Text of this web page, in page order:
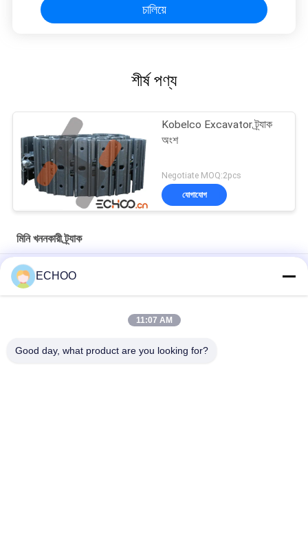
চালিয়ে
শীর্ষ পণ্য
Kobelco Excavator ট্র্যাক
অংশ
Negotiate MOQ:2pcs
যোগাযোগ
মিনি খননকারী ট্র্যাক
ন্যানসন 3000 মিনি এক্সক্যাভেটর ট্র্যাক চেইন অ্যাসি আন্ডারওয়্যার পার্ট ট্র্যাক গ্রুপ লিঙ্ক
KOMATSU কম্প্যাক্ট খননকারী অংশ PC88MR -8 ট্র্যাক গ্রুপ Polyurethane
ECHOO
11:07 AM
Good day, what product are you looking for?